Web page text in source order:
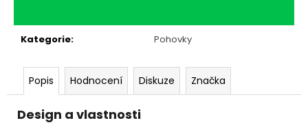
Kategorie: Pohovky
Popis Hodnocení Diskuze Značka
Design a vlastnosti